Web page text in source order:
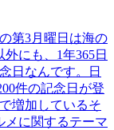
第3月曜日は海の
にも、1年365日
日なんです。日
件の記念日が登
増加しているそ
メに関するテーマ